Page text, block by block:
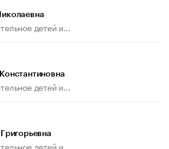
детей и...
детей и...
детей и...